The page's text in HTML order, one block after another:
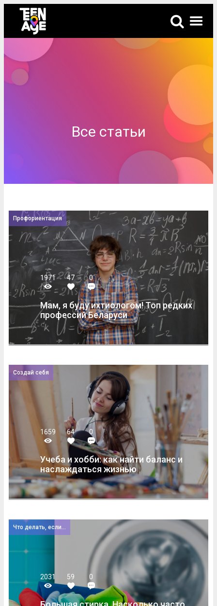
Все статьи
Профориентация
1971 47 0
Мам, я буду ихтиологом! Топ редких
профессий Беларуси
Создай себя
1659 64 0
Учеба и хобби: как найти баланс и
наслаждаться жизнью
Что делать, если...
2031 59 0